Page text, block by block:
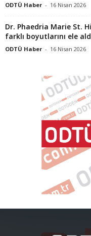
ODTÜ Haber - 16 Nisan 2026
Dr. Phaedria Marie St.
farklı boyutlarını ele
ODTÜ Haber - 16 Nisan 2026